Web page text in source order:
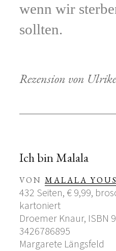
wenn wir
sollten.
Rezension von
Ich bin Malala
VON MALALA
432 Seiten, € 9,99,
kartoniert
Droemer Knaur, ISBN
3426786895
Margarete Längsfeld